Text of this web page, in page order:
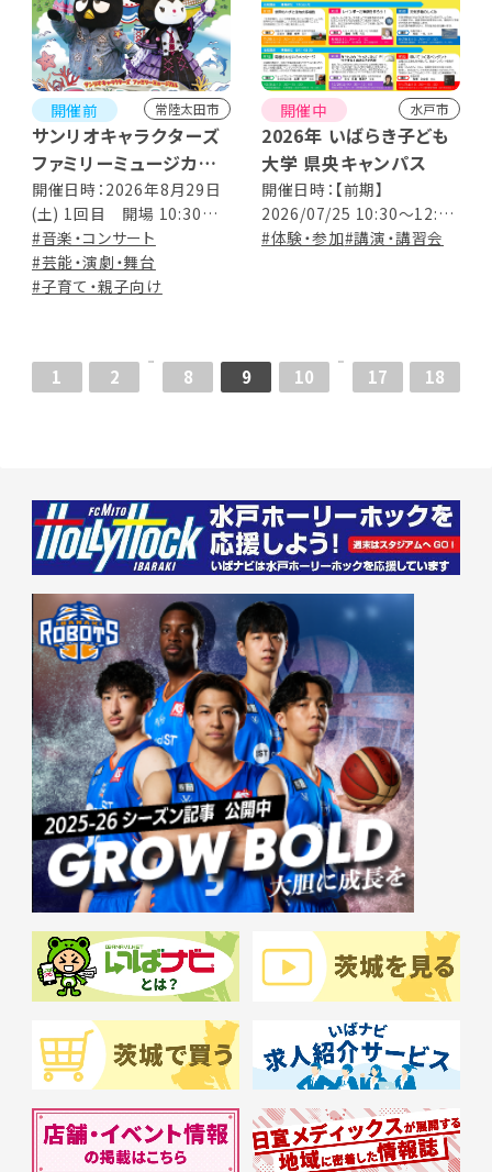
開催前 常陸太田市
サンリオキャラクターズ
ファミリーミュージカル
Song of Life
開催日時：2026年8月29日
(土) 1回目 開場 10:30／
開演 11:00 2回目 開場
13:30／開演 14:00 ※公演
時間約90分（休憩込）
#音楽・コンサート
#芸能・演劇・舞台
#子育て・親子向け
開催中 水戸市
2026年 いばらき子ども
大学 県央キャンパス
開催日時：【前期】
2026/07/25 10:30～12:00
2026/08/08 10:30～12:00
13:30～15:00
#体験・参加#講演・講習会
1 2 8 9 10 17 18